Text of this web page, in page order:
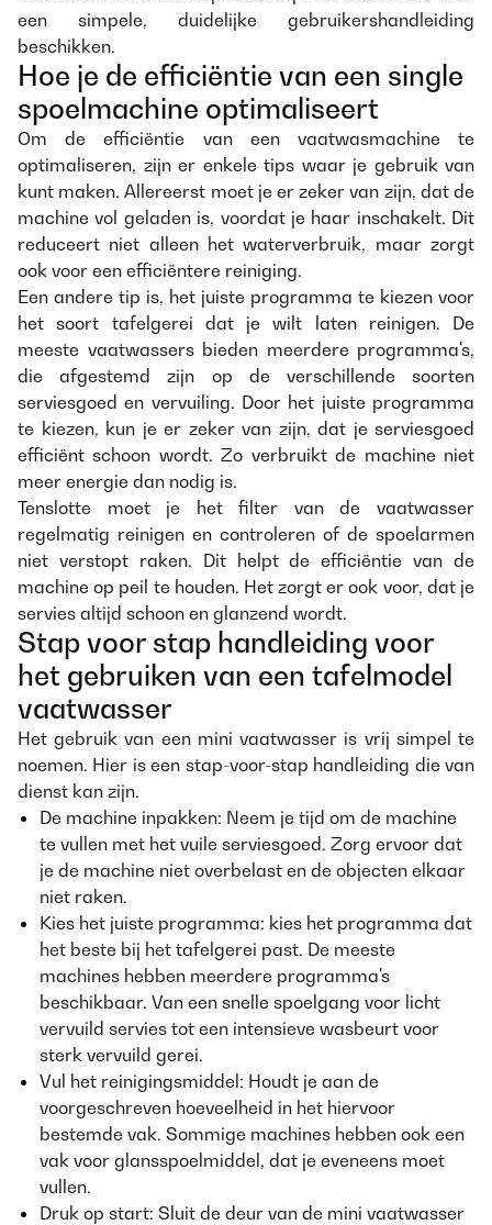
een simpele, duidelijke gebruikershandleiding
beschikken.
Hoe je de efficiëntie van een single
spoelmachine optimaliseert
Om de efficiëntie van een vaatwasmachine te
optimaliseren, zijn er enkele tips waar je gebruik van
kunt maken. Allereerst moet je er zeker van zijn, dat de
machine vol geladen is, voordat je haar inschakelt. Dit
reduceert niet alleen het waterverbruik, maar zorgt
ook voor een efficiëntere reiniging.
Een andere tip is, het juiste programma te kiezen voor
het soort tafelgerei dat je wilt laten reinigen. De
meeste vaatwassers bieden meerdere programma's,
die afgestemd zijn op de verschillende soorten
serviesgoed en vervuiling. Door het juiste programma
te kiezen, kun je er zeker van zijn, dat je serviesgoed
efficiënt schoon wordt. Zo verbruikt de machine niet
meer energie dan nodig is.
Tenslotte moet je het filter van de vaatwasser
regelmatig reinigen en controleren of de spoelarmen
niet verstopt raken. Dit helpt de efficiëntie van de
machine op peil te houden. Het zorgt er ook voor, dat je
servies altijd schoon en glanzend wordt.
Stap voor stap handleiding voor
het gebruiken van een tafelmodel
vaatwasser
Het gebruik van een mini vaatwasser is vrij simpel te
noemen. Hier is een stap-voor-stap handleiding die van
dienst kan zijn.
De machine inpakken: Neem je tijd om de machine
te vullen met het vuile serviesgoed. Zorg ervoor dat
je de machine niet overbelast en de objecten elkaar
niet raken.
Kies het juiste programma: kies het programma dat
het beste bij het tafelgerei past. De meeste
machines hebben meerdere programma's
beschikbaar. Van een snelle spoelgang voor licht
vervuild servies tot een intensieve wasbeurt voor
sterk vervuild gerei.
Vul het reinigingsmiddel: Houdt je aan de
voorgeschreven hoeveelheid in het hiervoor
bestemde vak. Sommige machines hebben ook een
vak voor glansspoelmiddel, dat je eveneens moet
vullen.
Druk op start: Sluit de deur van de mini vaatwasser